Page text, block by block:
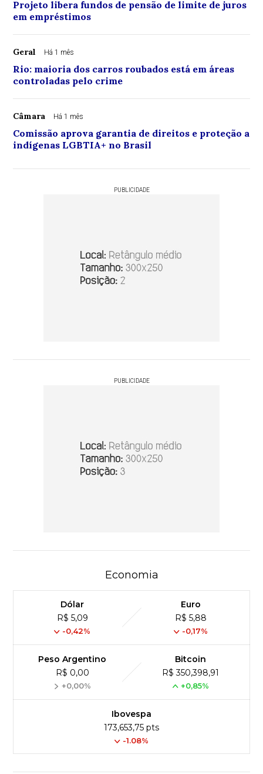
Projeto libera fundos de pensão de limite de juros
em empréstimos
Geral Há 1 mês
Rio: maioria dos carros roubados está em áreas
controladas pelo crime
Câmara Há 1 mês
Comissão aprova garantia de direitos e proteção a
indígenas LGBTIA+ no Brasil
PUBLICIDADE
PUBLICIDADE
Economia
Dólar
R$ 5,09
-0,42%
Euro
R$ 5,88
-0,17%
Peso Argentino
R$ 0,00
+0,00%
Bitcoin
R$ 350,398,91
+0,85%
Ibovespa
173,653,75 pts
-1.08%